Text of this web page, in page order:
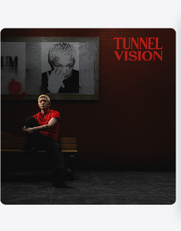
口
中
打
开)